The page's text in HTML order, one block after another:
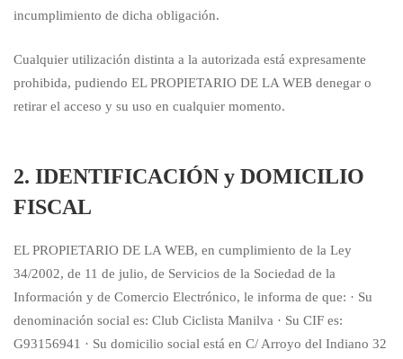
incumplimiento de dicha obligación.
Cualquier utilización distinta a la autorizada está expresamente
prohibida, pudiendo EL PROPIETARIO DE LA WEB denegar o
retirar el acceso y su uso en cualquier momento.
2. IDENTIFICACIÓN y DOMICILIO
FISCAL
EL PROPIETARIO DE LA WEB, en cumplimiento de la Ley
34/2002, de 11 de julio, de Servicios de la Sociedad de la
Información y de Comercio Electrónico, le informa de que: · Su
denominación social es: Club Ciclista Manilva · Su CIF es:
G93156941 · Su domicilio social está en C/ Arroyo del Indiano 32